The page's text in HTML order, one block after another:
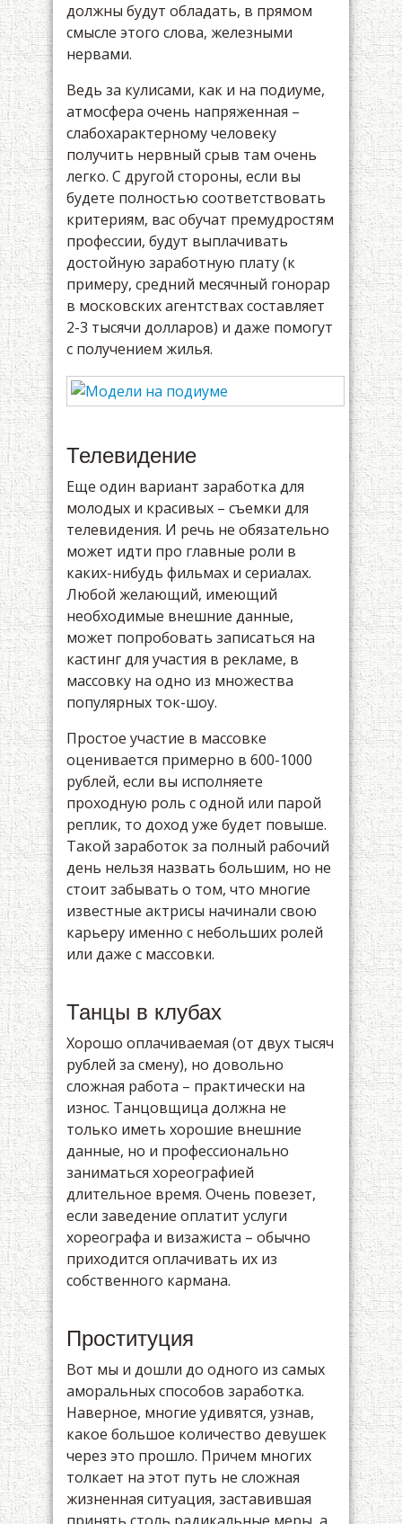
должны будут обладать, в прямом
смысле этого слова, железными
нервами.
Ведь за кулисами, как и на подиуме,
атмосфера очень напряженная –
слабохарактерному человеку
получить нервный срыв там очень
легко. С другой стороны, если вы
будете полностью соответствовать
критериям, вас обучат премудростям
профессии, будут выплачивать
достойную заработную плату (к
примеру, средний месячный гонорар
в московских агентствах составляет
2-3 тысячи долларов) и даже помогут
с получением жилья.
Телевидение
Еще один вариант заработка для
молодых и красивых – съемки для
телевидения. И речь не обязательно
может идти про главные роли в
каких-нибудь фильмах и сериалах.
Любой желающий, имеющий
необходимые внешние данные,
может попробовать записаться на
кастинг для участия в рекламе, в
массовку на одно из множества
популярных ток-шоу.
Простое участие в массовке
оценивается примерно в 600-1000
рублей, если вы исполняете
проходную роль с одной или парой
реплик, то доход уже будет повыше.
Такой заработок за полный рабочий
день нельзя назвать большим, но не
стоит забывать о том, что многие
известные актрисы начинали свою
карьеру именно с небольших ролей
или даже с массовки.
Танцы в клубах
Хорошо оплачиваемая (от двух тысяч
рублей за смену), но довольно
сложная работа – практически на
износ. Танцовщица должна не
только иметь хорошие внешние
данные, но и профессионально
заниматься хореографией
длительное время. Очень повезет,
если заведение оплатит услуги
хореографа и визажиста – обычно
приходится оплачивать их из
собственного кармана.
Проституция
Вот мы и дошли до одного из самых
аморальных способов заработка.
Наверное, многие удивятся, узнав,
какое большое количество девушек
через это прошло. Причем многих
толкает на этот путь не сложная
жизненная ситуация, заставившая